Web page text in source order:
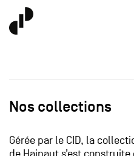
Nos collections
Gérée par le CID, la